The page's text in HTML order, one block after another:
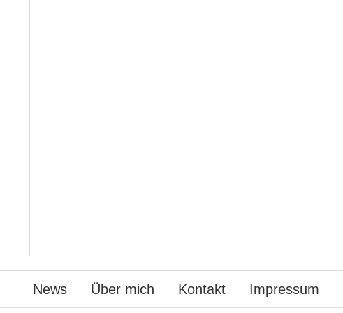
News Über mich Kontakt Impressum